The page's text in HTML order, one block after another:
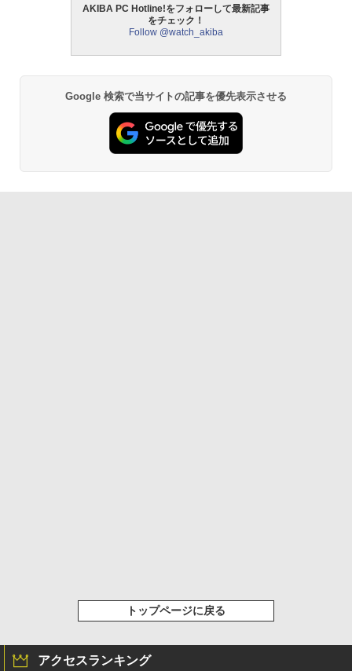
AKIBA PC Hotline!をフォローして最新記事
をチェック！
Follow @watch_akiba
Google 検索で当サイトの記事を優先表示させる
トップページに戻る
アクセスランキング